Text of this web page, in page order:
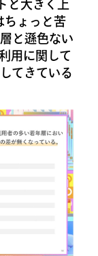
と大きく上
ちょっと苦
と遜色ない
用に関して
てきている